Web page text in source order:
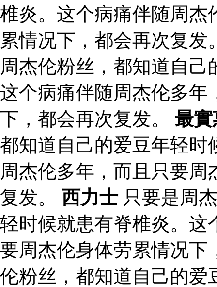
椎炎。这个病痛伴随周杰
累情况下，都会再次复
周杰伦粉丝，都知道自
这个病痛伴随周杰伦多年
下，都会再次复发。 最
都知道自己的爱豆年轻时
周杰伦多年，而且只要
复发。 西力士 只要是周
轻时候就患有脊椎炎。这
要周杰伦身体劳累情况下
伦粉丝，都知道自己的爱